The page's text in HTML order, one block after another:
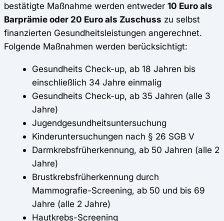
bestätigte Maßnahme werden entweder 10 Euro als
Barprämie oder 20 Euro als Zuschuss zu selbst
finanzierten Gesundheitsleistungen angerechnet.
Folgende Maßnahmen werden berücksichtigt:
Gesundheits Check-up, ab 18 Jahren bis
einschließlich 34 Jahre einmalig
Gesundheits Check-up, ab 35 Jahren (alle 3
Jahre)
Jugendgesundheitsuntersuchung
Kinderuntersuchungen nach § 26 SGB V
Darmkrebsfrüherkennung, ab 50 Jahren (alle 2
Jahre)
Brustkrebsfrüherkennung durch
Mammografie-Screening, ab 50 und bis 69
Jahre (alle 2 Jahre)
Hautkrebs-Screening